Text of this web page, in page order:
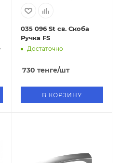
035 096 St св. Скоба
Ручка FS
Достаточно
730 тенге/шт
В КОРЗИНУ